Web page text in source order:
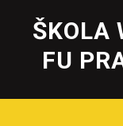
ŠKOLA
FU